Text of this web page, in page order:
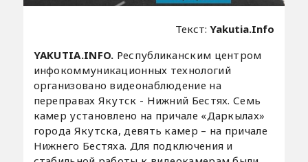
Текст:Yakutia.Info
YAKUTIA.INFO. Республиканским центром
инфокоммуникационных технологий
организовано видеонаблюдение на
переправах Якутск - Нижний Бестях. Семь
камер установлено на причале «Даркылах»
города Якутска, девять камер – на причале
Нижнего Бестяха. Для подключения и